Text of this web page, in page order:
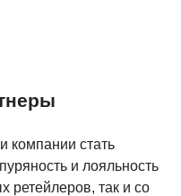
компании стать
и лояльность
ретейлеров, так и со